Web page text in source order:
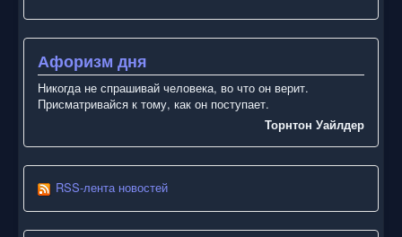
Афоризм дня
Никогда не спрашивай человека, во что он верит.
Присматривайся к тому, как он поступает.
Торнтон Уайлдер
RSS-лента новостей